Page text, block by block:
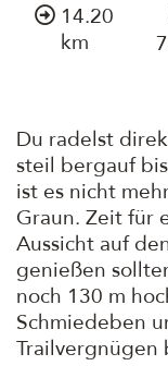
14.20
km
Du radelst
steil bergauf
ist es nicht
Graun. Zeit für
Aussicht auf
genießen
noch 130 m
Schmiedeben
Trailvergnügen